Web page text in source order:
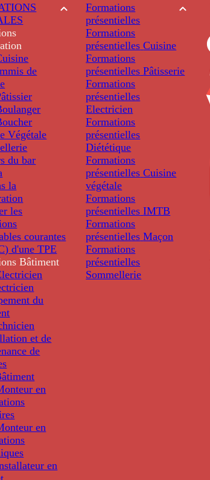
de
Végétale
du bar
la
les
courantes
d'une TPE
Bâtiment
du
et de
de
en
en
en
Formations
présentielles
Formations
présentielles Cuisine
Formations
présentielles Pâtisserie
Formations
présentielles
Electricien
Formations
présentielles
Diététique
Formations
présentielles Cuisine
végétale
Formations
présentielles IMTB
Formations
présentielles Maçon
Formations
présentielles
Sommellerie